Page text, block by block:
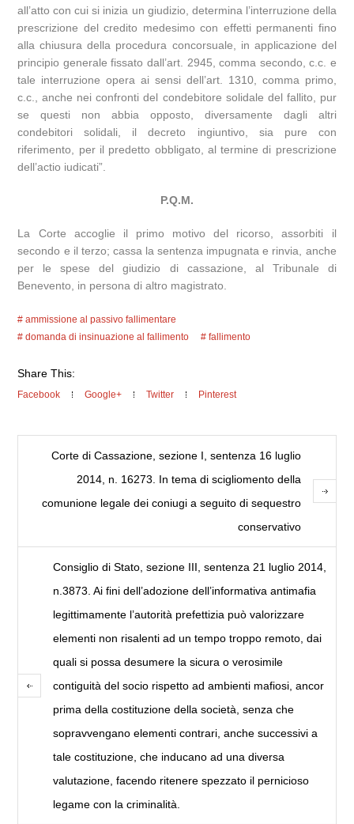
all’atto con cui si inizia un giudizio, determina l’interruzione della
prescrizione del credito medesimo con effetti permanenti fino
alla chiusura della procedura concorsuale, in applicazione del
principio generale fissato dall’art. 2945, comma secondo, c.c. e
tale interruzione opera ai sensi dell’art. 1310, comma primo,
c.c., anche nei confronti del condebitore solidale del fallito, pur
se questi non abbia opposto, diversamente dagli altri
condebitori solidali, il decreto ingiuntivo, sia pure con
riferimento, per il predetto obbligato, al termine di prescrizione
dell’actio iudicati”.
P.Q.M.
La Corte accoglie il primo motivo del ricorso, assorbiti il
secondo e il terzo; cassa la sentenza impugnata e rinvia, anche
per le spese del giudizio di cassazione, al Tribunale di
Benevento, in persona di altro magistrato.
ammissione al passivo fallimentare
domanda di insinuazione al fallimento
fallimento
Share This:
Facebook Google+ Twitter Pinterest
Corte di Cassazione, sezione I, sentenza 16 luglio
2014, n. 16273. In tema di scigliomento della
comunione legale dei coniugi a seguito di sequestro
conservativo
Consiglio di Stato, sezione III, sentenza 21 luglio 2014,
n.3873. Ai fini dell’adozione dell’informativa antimafia
legittimamente l’autorità prefettizia può valorizzare
elementi non risalenti ad un tempo troppo remoto, dai
quali si possa desumere la sicura o verosimile
contiguità del socio rispetto ad ambienti mafiosi, ancor
prima della costituzione della società, senza che
sopravvengano elementi contrari, anche successivi a
tale costituzione, che inducano ad una diversa
valutazione, facendo ritenere spezzato il pernicioso
legame con la criminalità.